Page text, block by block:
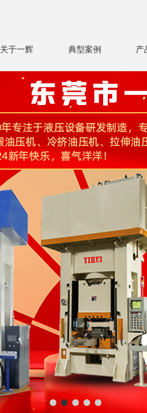
关于一辉 典型案例 产